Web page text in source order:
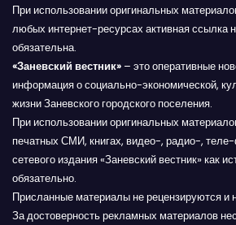
При использовании оригинальных
любых интернет-ресурсах активная
обязательна.
«Заневский вестник» – это оперативные
информация о социально-экономической,
жизни Заневского городского поселения.
При использовании оригинальных
печатных СМИ, книгах, видео-, радио-,
сетевого издания «Заневский вестник» как
обязательно.
Присланные материалы не рецензируются и
За достоверность рекламных материалов